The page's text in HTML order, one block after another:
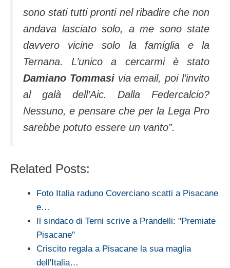
sono stati tutti pronti nel ribadire che non
andava lasciato solo, a me sono state
davvero vicine solo la famiglia e la
Ternana. L’unico a cercarmi è stato
Damiano Tommasivia email, poi l’invito
al galà dell’Aic. Dalla Federcalcio?
Nessuno, e pensare che per la Lega Pro
sarebbe potuto essere un vanto”.
Related Posts:
Foto Italia raduno Coverciano scatti a Pisacane
e…
Il sindaco di Terni scrive a Prandelli: "Premiate
Pisacane"
Criscito regala a Pisacane la sua maglia
dell'Italia…